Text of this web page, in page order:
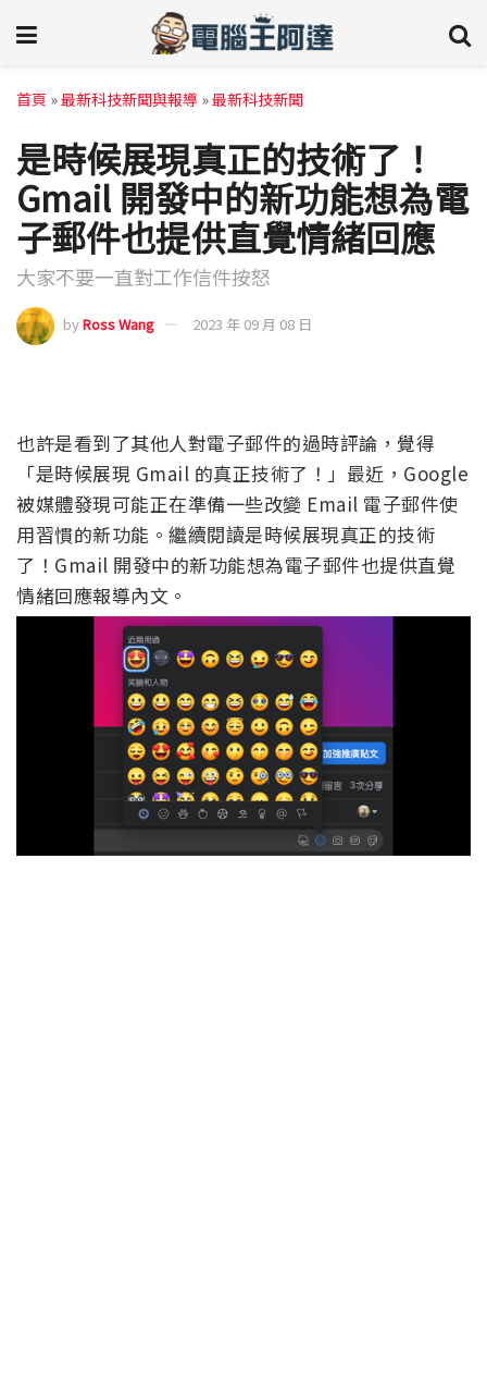
首頁 »最新科技新聞與報導 »最新科技新聞
是時候展現真正的技術了！
Gmail 開發中的新功能想為電
子郵件也提供直覺情緒回應
大家不要一直對工作信件按怒
byRoss Wang 2023 年 09 月 08 日
也許是看到了其他人對電子郵件的過時評論，覺得
「是時候展現 Gmail 的真正技術了！」最近，Google
被媒體發現可能正在準備一些改變 Email 電子郵件使
用習慣的新功能。繼續閱讀是時候展現真正的技術
了！Gmail 開發中的新功能想為電子郵件也提供直覺
情緒回應報導內文。